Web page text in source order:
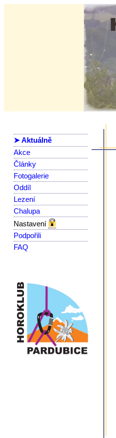
➤ Aktuálně
Akce
Články
Fotogalerie
Oddíl
Lezení
Chalupa
Nastavení
Podpořili
FAQ